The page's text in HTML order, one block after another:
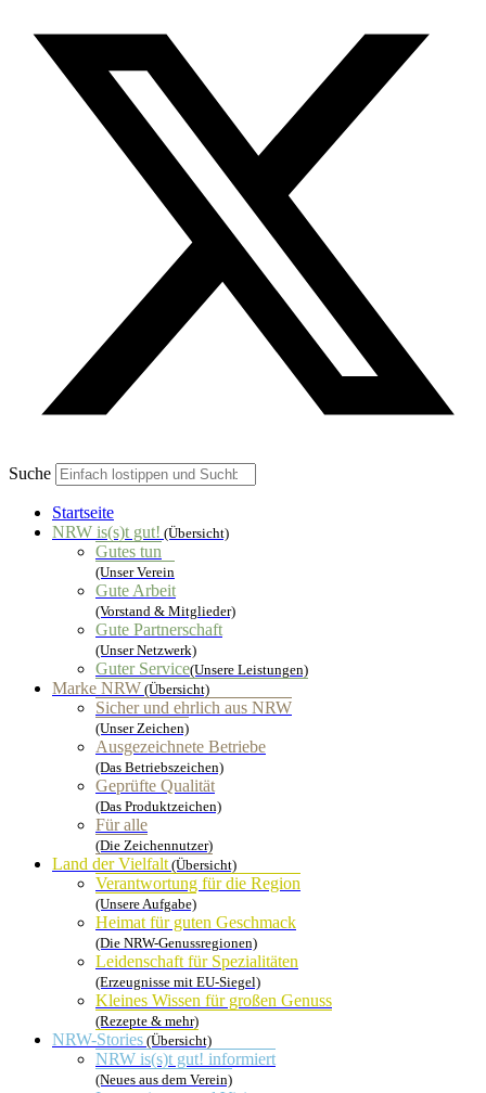
Suche
Startseite
NRW is(s)t gut! (Übersicht)
Gutes tun
(Unser Verein
Gute Arbeit
(Vorstand & Mitglieder)
Gute Partnerschaft
(Unser Netzwerk)
Guter Service(Unsere Leistungen)
Marke NRW (Übersicht)
Sicher und ehrlich aus NRW
(Unser Zeichen)
Ausgezeichnete Betriebe
(Das Betriebszeichen)
Geprüfte Qualität
(Das Produktzeichen)
Für alle
(Die Zeichennutzer)
Land der Vielfalt(Übersicht)
Verantwortung für die Region
(Unsere Aufgabe)
Heimat für guten Geschmack
(Die NRW-Genussregionen)
Leidenschaft für Spezialitäten
(Erzeugnisse mit EU-Siegel)
Kleines Wissen für großen Genuss
(Rezepte & mehr)
NRW-Stories (Übersicht)
NRW is(s)t gut! informiert
(Neues aus dem Verein)